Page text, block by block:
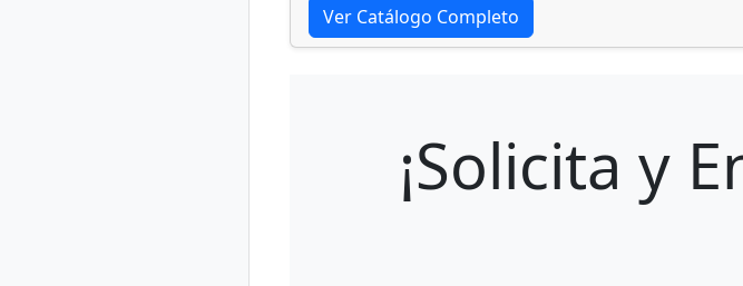
Ver Catálogo Completo
¡Solicita y